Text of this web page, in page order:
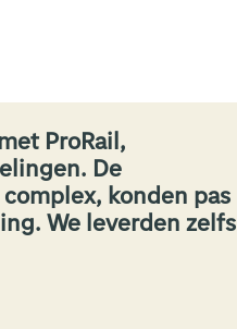
ProRail,
De
konden pas
We leverden zelfs